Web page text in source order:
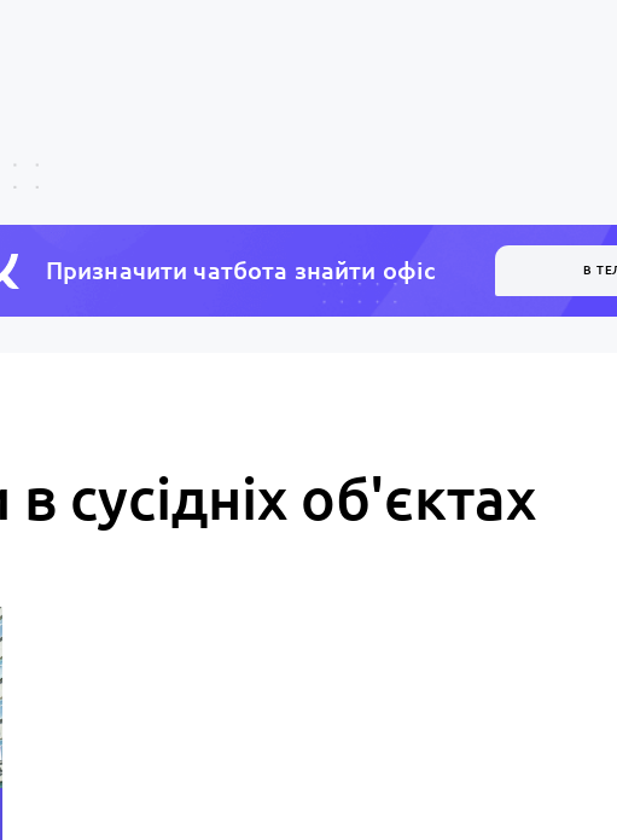
Призначити чатбота знайти офiс В
сусідніх об'єктах